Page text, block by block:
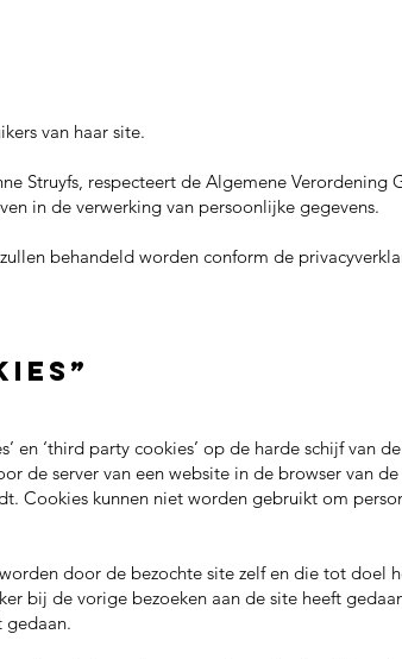
van haar site.
Struyfs, respecteert de Algemene Verordening
in de verwerking van persoonlijke gegevens.
behandeld worden conform de
en ‘third party cookies’ op de harde schijf van
de server van een website in de browser van
Cookies kunnen niet worden gebruikt om
door de bezochte site zelf en die tot
bij de vorige bezoeken aan de site heeft
gedaan.